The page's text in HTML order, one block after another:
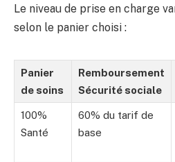
Le niveau de prise en charge
selon le panier choisi :
Panier
de soins
Remboursement
Sécurité sociale
100%
Santé
60% du tarif de
base